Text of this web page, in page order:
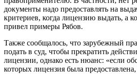
документы надо предоставлять на
критериев, когда лицензию выдать, а
привел примеры Рябов.
Также сообщалось, что зарубежный
подать в суд, чтобы прекратить
лицензии, однако есть нюанс: «если
которых лицензия была предоставлена,